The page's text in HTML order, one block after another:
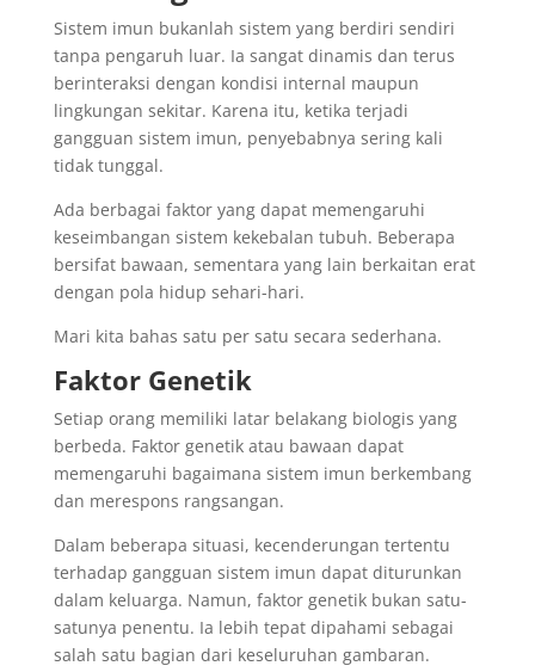
Sistem imun bukanlah sistem yang berdiri sendiri
tanpa pengaruh luar. Ia sangat dinamis dan terus
berinteraksi dengan kondisi internal maupun
lingkungan sekitar. Karena itu, ketika terjadi
gangguan sistem imun, penyebabnya sering kali
tidak tunggal.
Ada berbagai faktor yang dapat memengaruhi
keseimbangan sistem kekebalan tubuh. Beberapa
bersifat bawaan, sementara yang lain berkaitan erat
dengan pola hidup sehari-hari.
Mari kita bahas satu per satu secara sederhana.
Faktor Genetik
Setiap orang memiliki latar belakang biologis yang
berbeda. Faktor genetik atau bawaan dapat
memengaruhi bagaimana sistem imun berkembang
dan merespons rangsangan.
Dalam beberapa situasi, kecenderungan tertentu
terhadap gangguan sistem imun dapat diturunkan
dalam keluarga. Namun, faktor genetik bukan satu-
satunya penentu. Ia lebih tepat dipahami sebagai
salah satu bagian dari keseluruhan gambaran.